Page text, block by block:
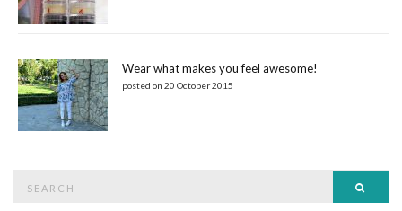
Wear what makes you feel awesome!
posted on 20 October 2015